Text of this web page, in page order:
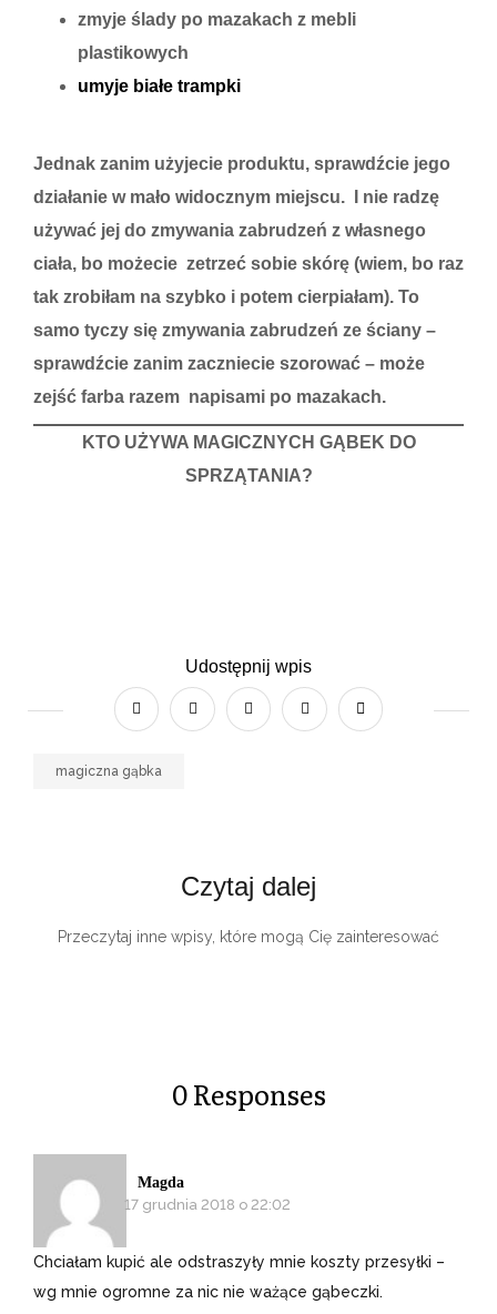
zmyje ślady po mazakach z mebli
plastikowych
umyje białe trampki
Jednak zanim użyjecie produktu, sprawdźcie jego
działanie w mało widocznym miejscu. I nie radzę
używać jej do zmywania zabrudzeń z własnego
ciała, bo możecie zetrzeć sobie skórę (wiem, bo raz
tak zrobiłam na szybko i potem cierpiałam). To
samo tyczy się zmywania zabrudzeń ze ściany –
sprawdźcie zanim zaczniecie szorować – może
zejść farba razem napisami po mazakach.
KTO UŻYWA MAGICZNYCH GĄBEK DO
SPRZĄTANIA?
Udostępnij wpis
magiczna gąbka
Czytaj dalej
Przeczytaj inne wpisy, które mogą Cię zainteresować
0 Responses
Magda
17 grudnia 2018 o 22:02
Chciałam kupić ale odstraszyły mnie koszty przesyłki –
wg mnie ogromne za nic nie ważące gąbeczki.